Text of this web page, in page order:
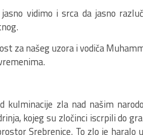
vidimo i srca da jasno
za našeg uzora i vodiča
kulminacije zla nad našim
kojeg su zločinci iscrpili do
Srebrenice. To zlo je haralo